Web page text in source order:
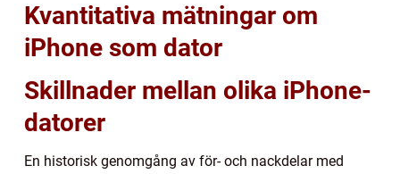
Kvantitativa mätningar om
iPhone som dator
Skillnader mellan olika iPhone-
datorer
En historisk genomgång av för- och nackdelar med